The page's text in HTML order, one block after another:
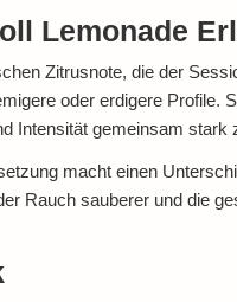
Lemonade
Zitrusnote, die der
oder erdigere Profile.
Intensität gemeinsam stark
macht einen
Rauch sauberer und die